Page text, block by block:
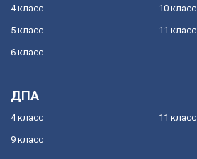
4 класс
5 класс
6 класс
10 класс
11 класс
ДПА
4 класс
9 класс
11 класс